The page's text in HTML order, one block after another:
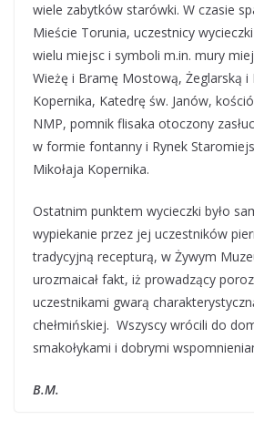
wiele zabytków starówki. W czasie
Mieście Torunia, uczestnicy
wielu miejsc i symboli m.in. mury
Wieżę i Bramę Mostową, Żeglarską
Kopernika, Katedrę św. Janów,
NMP, pomnik flisaka otoczony
w formie fontanny i Rynek
Mikołaja Kopernika.
Ostatnim punktem wycieczki było
wypiekanie przez jej uczestników
tradycyjną recepturą, w Żywym
urozmaicał fakt, iż prowadzący
uczestnikami gwarą
chełmińskiej. Wszyscy wrócili do
smakołykami i dobrymi
B.M.